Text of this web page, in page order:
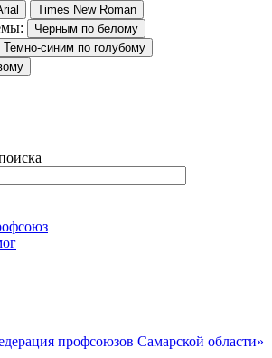
Times New Roman
Черным по белому
Темно-синим по голубому
профсоюзов Самарской области»